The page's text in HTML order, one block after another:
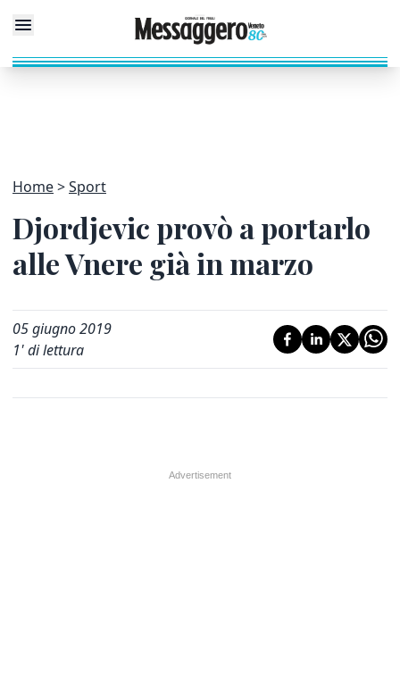
Home Sport
Djordjevic provò a portarlo
alle Vnere già in marzo
05 giugno 2019
1' di lettura